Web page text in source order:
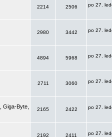
2214 2506 po 27.
2980 3442 po 27.
4894 5968 po 27.
2711 3060 po 27.
Giga-Byte,
2165 2422 po 27.
2192 2411 po 27.